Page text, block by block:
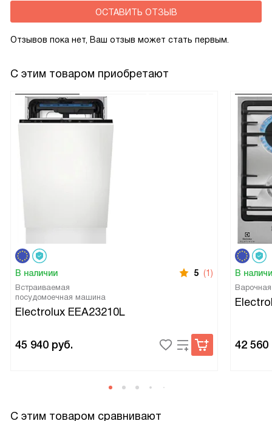
ОСТАВИТЬ ОТЗЫВ
Отзывов пока нет, Ваш отзыв может стать первым.
С этим товаром приобретают
В наличии 5 (1)
Встраиваемая
посудомоечная машина
Electrolux EEA23210L
45 940 руб.
В
42 560
С этим товаром сравнивают